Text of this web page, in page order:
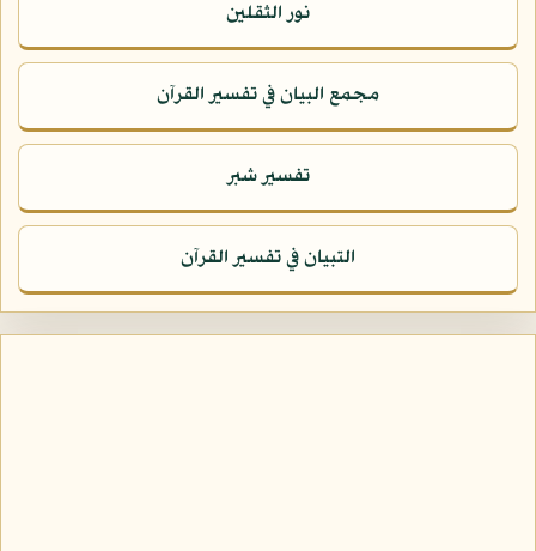
نور الثقلين
مجمع البيان في تفسير القرآن
تفسير شبر
التبيان في تفسير القرآن